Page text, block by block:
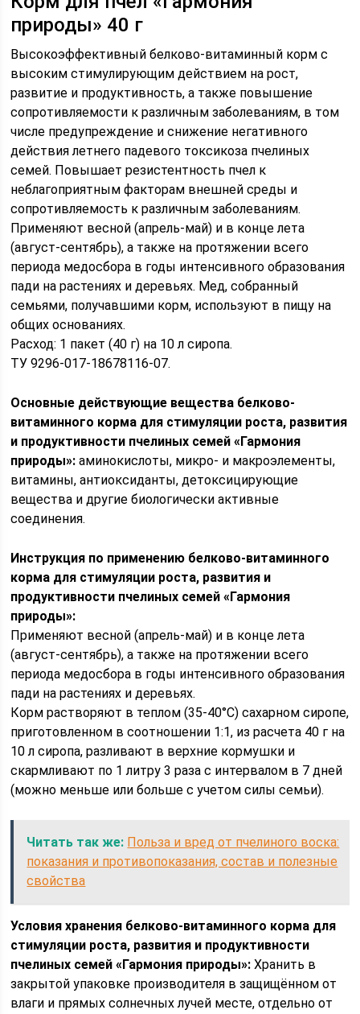
природы» 40 г
Высокоэффективный белково-витаминный корм с
высоким стимулирующим действием на рост,
развитие и продуктивность, а также повышение
сопротивляемости к различным заболеваниям, в том
числе предупреждение и снижение негативного
действия летнего падевого токсикоза пчелиных
семей. Повышает резистентность пчел к
неблагоприятным факторам внешней среды и
сопротивляемость к различным заболеваниям.
Применяют весной (апрель-май) и в конце лета
(август-сентябрь), а также на протяжении всего
периода медосбора в годы интенсивного образования
пади на растениях и деревьях. Мед, собранный
семьями, получавшими корм, используют в пищу на
общих основаниях.
Расход: 1 пакет (40 г) на 10 л сиропа.
ТУ 9296-017-18678116-07.
Основные действующие вещества белково-
витаминного корма для стимуляции роста, развития
и продуктивности пчелиных семей «Гармония
природы»: аминокислоты, микро- и макроэлементы,
витамины, антиоксиданты, детоксицирующие
вещества и другие биологически активные
соединения.
Инструкция по применению белково-витаминного
корма для стимуляции роста, развития и
продуктивности пчелиных семей «Гармония
природы»:
Применяют весной (апрель-май) и в конце лета
(август-сентябрь), а также на протяжении всего
периода медосбора в годы интенсивного образования
пади на растениях и деревьях.
Корм растворяют в теплом (35-40°С) сахарном сиропе,
приготовленном в соотношении 1:1, из расчета 40 г на
10 л сиропа, разливают в верхние кормушки и
скармливают по 1 литру 3 раза с интервалом в 7 дней
(можно меньше или больше с учетом силы семьи).
Читать так же: Польза и вред от пчелиного воска:
показания и противопоказания, состав и полезные
свойства
Условия хранения белково-витаминного корма для
стимуляции роста, развития и продуктивности
пчелиных семей «Гармония природы»: Хранить в
закрытой упаковке производителя в защищённом от
влаги и прямых солнечных лучей месте, отдельно от